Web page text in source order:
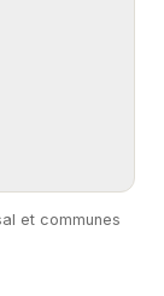
et communes